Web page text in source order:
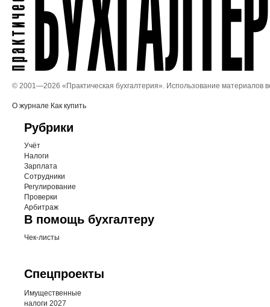
© 2001—2026 «Практическая бухгалтерия». Использование
О журнале Как купить
Рубрики
Учёт
Налоги
Зарплата
Сотрудники
Регулирование
Проверки
Арбитраж
В помощь бухгалтеру
Чек-листы
Спецпроекты
Имущественные
налоги 2027